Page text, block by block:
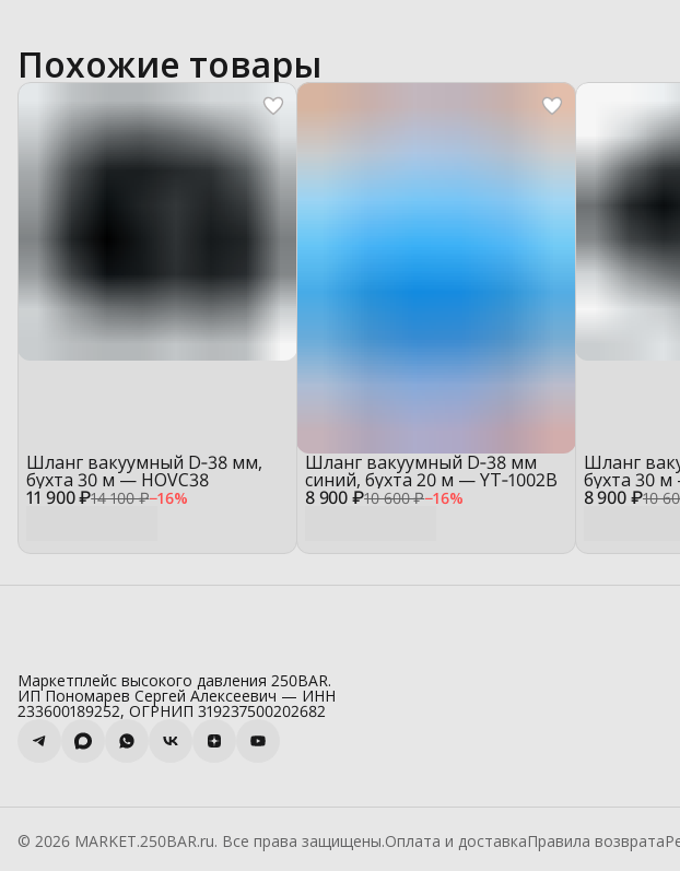
Похожие товары
11 900 ₽14 100 ₽−16%
Шланг вакуумный D‑38 мм,
бухта 30 м — HOVC38
8 900 ₽10 600 ₽−16%
Шланг вакуумный D‑38 мм
синий, бухта 20 м — YT‑1002B
8 900 ₽10
Шланг
бухта 30 м
Маркетплейс высокого давления 250BAR.
ИП Пономарев Сергей Алексеевич — ИНН
233600189252, ОГРНИП 319237500202682
© 2026 MARKET.250BAR.ru. Все права защищены.Оплата и доставкаПравила возврата